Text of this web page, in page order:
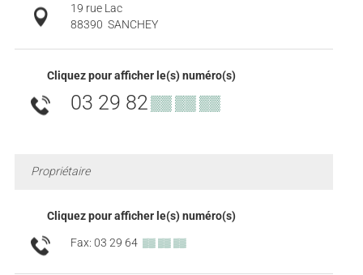
19 rue Lac
88390 SANCHEY
Cliquez pour afficher le(s) numéro(s)
03 29 82▒▒ ▒▒ ▒▒
Propriétaire
Cliquez pour afficher le(s) numéro(s)
Fax: 03 29 64 ▒▒ ▒▒ ▒▒